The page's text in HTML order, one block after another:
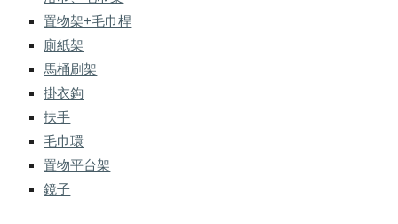
置物架+毛巾桿
廁紙架
馬桶刷架
掛衣鉤
扶手
毛巾環
置物平台架
鏡子